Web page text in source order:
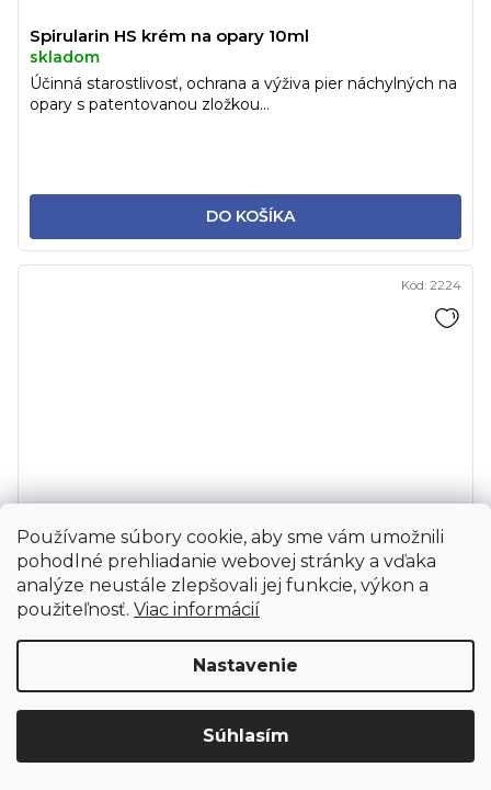
Používame súbory cookie, aby sme vám umožnili
pohodlné prehliadanie webovej stránky a vďaka
analýze neustále zlepšovali jej funkcie, výkon a
použiteľnosť. Viac informácií
Nastavenie
Súhlasím
Upozornenie: Z dôvodu sťahovania bude od 3. 8. do 12. 8. ZAVRETÉ
Spirularin HS krém na opary 10ml
skladom
DO KOŠÍKA
Účinná starostlivosť, ochrana a výživa pier náchylných na
opary s patentovanou zložkou...
Stojan Spirularin papierový obojstranný
Papierový obojstranný stojan Spirularin 157cm x 50cm
Kód: 2224